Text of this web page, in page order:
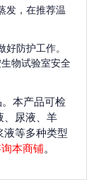
发，在推荐温
防护工作。
物试验室安全
本产品可检
、尿液、羊
液等多种类型
本商铺。